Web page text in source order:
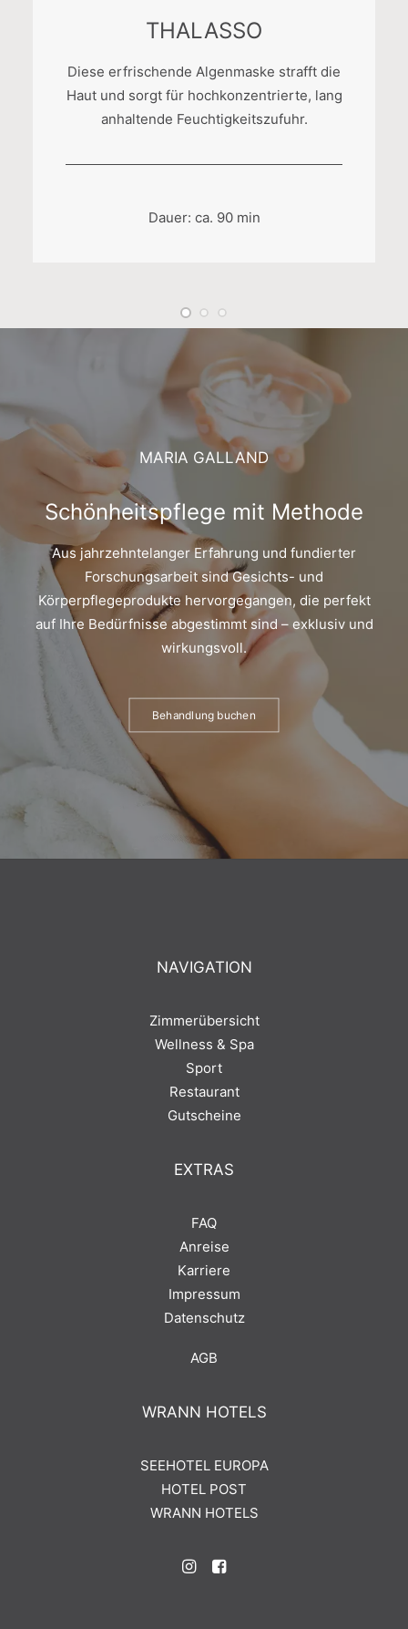
THALASSO
Diese erfrischende Algenmaske strafft die
Haut und sorgt für hochkonzentrierte, lang
anhaltende Feuchtigkeitszufuhr.
Dauer: ca. 90 min
MARIA GALLAND
Schönheitspflege mit Methode
Aus jahrzehntelanger Erfahrung und fundierter
Forschungsarbeit sind Gesichts- und
Körperpflegeprodukte hervorgegangen, die perfekt
auf Ihre Bedürfnisse abgestimmt sind – exklusiv und
wirkungsvoll.
Behandlung buchen
NAVIGATION
Zimmerübersicht
Wellness & Spa
Sport
Restaurant
Gutscheine
EXTRAS
FAQ
Anreise
Karriere
Impressum
Datenschutz
AGB
WRANN HOTELS
SEEHOTEL EUROPA
HOTEL POST
WRANN HOTELS